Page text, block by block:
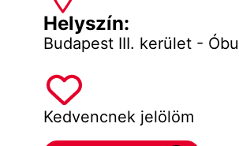
Helyszín:
Budapest III. kerület -
Kedvencnek jelölöm